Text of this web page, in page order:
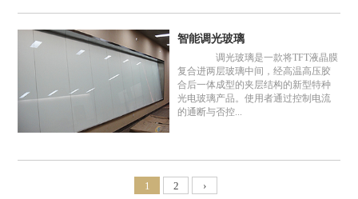
智能调光玻璃
调光玻璃是一款将TFT液晶膜
复合进两层玻璃中间，经高温高压胶
合后一体成型的夹层结构的新型特种
光电玻璃产品。使用者通过控制电流
的通断与否控...
1 2 ›